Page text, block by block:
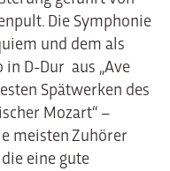
Die Symphonie
und dem als
D-Dur aus „Ave
Spätwerken des
Mozart“ –
meisten Zuhörer
eine gute